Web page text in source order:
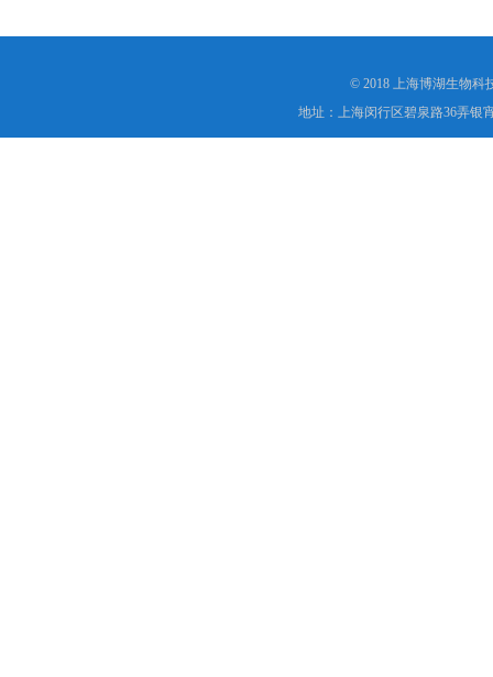
© 2018 上海博湖生物科
地址：上海闵行区碧泉路36弄银